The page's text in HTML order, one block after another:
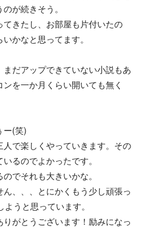
が続きそう。
きたし、お部屋も片付いたの
かなと思ってます。
だアップできていない小説もあ
を一か月くらい開いても無く
ー(笑)
で楽しくやっていきます。その
るのでよかったです。
でそれも大きいかな。
、、、とにかくもう少し頑張っ
うと思っています。
がとうございます！励みになっ